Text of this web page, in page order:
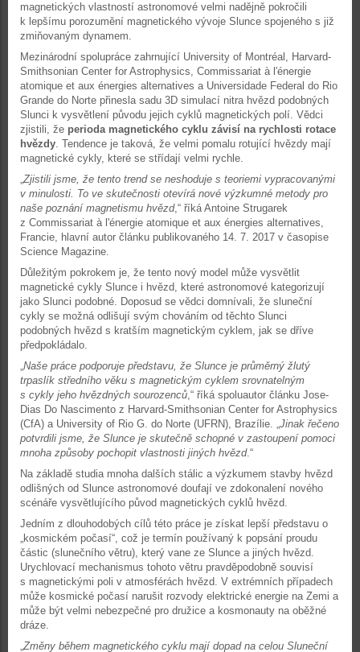
magnetických vlastností astronomové velmi nadějně pokročili
k lepšímu porozumění magnetického vývoje Slunce spojeného s již
zmiňovaným dynamem.
Mezinárodní spolupráce zahrnující University of Montréal, Harvard-
Smithsonian Center for Astrophysics, Commissariat à l'énergie
atomique et aux énergies alternatives a Universidade Federal do Rio
Grande do Norte přinesla sadu 3D simulací nitra hvězd podobných
Slunci k vysvětlení původu jejich cyklů magnetických polí. Vědci
zjistili, že perioda magnetického cyklu závisí na rychlosti rotace
hvězdy. Tendence je taková, že velmi pomalu rotující hvězdy mají
magnetické cykly, které se střídají velmi rychle.
„Zjistili jsme, že tento trend se neshoduje s teoriemi vypracovanými
v minulosti. To ve skutečnosti otevírá nové výzkumné metody pro
naše poznání magnetismu hvězd,“ říká Antoine Strugarek
z Commissariat à l'énergie atomique et aux énergies alternatives,
Francie, hlavní autor článku publikovaného 14. 7. 2017 v časopise
Science Magazine.
Důležitým pokrokem je, že tento nový model může vysvětlit
magnetické cykly Slunce i hvězd, které astronomové kategorizují
jako Slunci podobné. Doposud se vědci domnívali, že sluneční
cykly se možná odlišují svým chováním od těchto Slunci
podobných hvězd s kratším magnetickým cyklem, jak se dříve
předpokládalo.
„Naše práce podporuje představu, že Slunce je průměrný žlutý
trpaslík středního věku s magnetickým cyklem srovnatelným
s cykly jeho hvězdných sourozenců,“ říká spoluautor článku Jose-
Dias Do Nascimento z Harvard-Smithsonian Center for Astrophysics
(CfA) a University of Rio G. do Norte (UFRN), Brazílie. „Jinak řečeno
potvrdili jsme, že Slunce je skutečně schopné v zastoupení pomoci
mnoha způsoby pochopit vlastnosti jiných hvězd.“
Na základě studia mnoha dalších stálic a výzkumem stavby hvězd
odlišných od Slunce astronomové doufají ve zdokonalení nového
scénáře vysvětlujícího původ magnetických cyklů hvězd.
Jedním z dlouhodobých cílů této práce je získat lepší představu o
„kosmickém počasí“, což je termín používaný k popsání proudu
částic (slunečního větru), který vane ze Slunce a jiných hvězd.
Urychlovací mechanismus tohoto větru pravděpodobně souvisí
s magnetickými poli v atmosférách hvězd. V extrémních případech
může kosmické počasí narušit rozvody elektrické energie na Zemi a
může být velmi nebezpečné pro družice a kosmonauty na oběžné
dráze.
„Změny během magnetického cyklu mají dopad na celou Sluneční